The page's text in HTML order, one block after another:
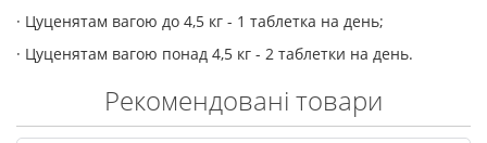
· Цуценятам вагою до 4,5 кг - 1 таблетка на день;
· Цуценятам вагою понад 4,5 кг - 2 таблетки на день.
Рекомендовані товари